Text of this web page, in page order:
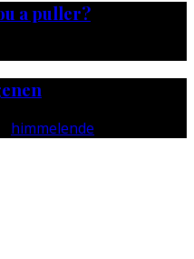
a puller?
himmelende